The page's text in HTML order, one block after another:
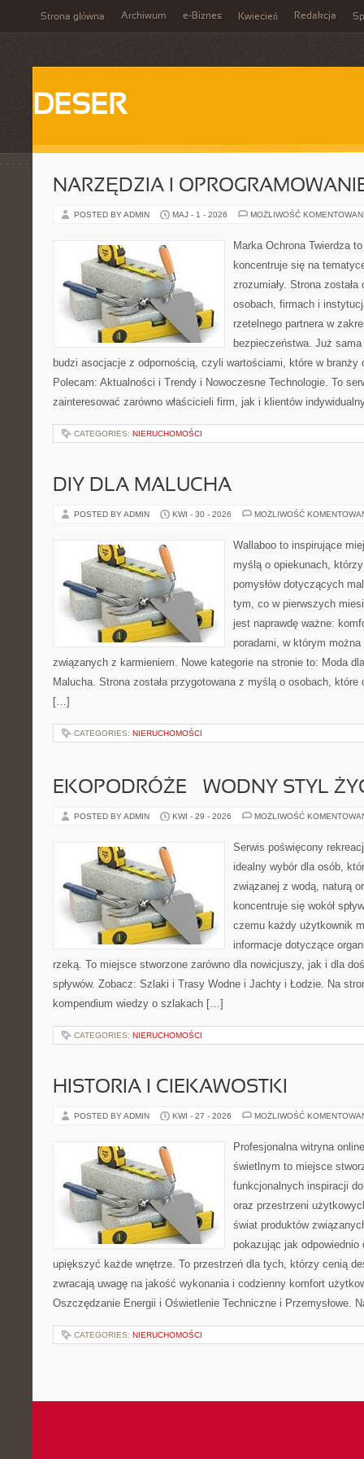
Strona główna Archiwum e-Biznes Kwiecień Redakcja
DESER
NARZĘDZIA I
POSTED BY ADMIN MAJ - 1 - 2026 MOŻLIWOŚĆ
Marka Ochrona Twierdza
koncentruje się na
zrozumiały. Strona
osobach, firmach i
rzetelnego partnera w
bezpieczeństwa. Już
budzi asocjacje z odpornością, czyli wartościami, które w branży
Polecam: Aktualności i Trendy i Nowoczesne Technologie. To
zainteresować zarówno właścicieli firm, jak i klientów
CATEGORIES: NIERUCHOMOŚCI
DIY DLA MALUCHA
POSTED BY ADMIN KWI - 30 - 2026 MOŻLIWOŚĆ
Wallaboo to inspirujące
myślą o opiekunach,
pomysłów dotyczących
tym, co w pierwszych
jest naprawdę ważne:
poradami, w którym
związanych z karmieniem. Nowe kategorie na stronie to: Moda
Malucha. Strona została przygotowana z myślą o osobach, które
[…]
CATEGORIES: NIERUCHOMOŚCI
EKOPODRÓŻE – WODNY STYL
POSTED BY ADMIN KWI - 29 - 2026 MOŻLIWOŚĆ
Serwis poświęcony
idealny wybór dla osób,
związanej z wodą, naturą
koncentruje się wokół
czemu każdy użytkownik
informacje dotyczące
rzeką. To miejsce stworzone zarówno dla nowicjuszy, jak i dla
spływów. Zobacz: Szlaki i Trasy Wodne i Jachty i Łodzie. Na
kompendium wiedzy o szlakach […]
CATEGORIES: NIERUCHOMOŚCI
HISTORIA I CIEKAWOSTKI
POSTED BY ADMIN KWI - 27 - 2026 MOŻLIWOŚĆ
Profesjonalna witryna
świetlnym to miejsce
funkcjonalnych inspiracji
oraz przestrzeni
świat produktów
pokazując jak odpowiednio
upiększyć każde wnętrze. To przestrzeń dla tych, którzy cenią
zwracają uwagę na jakość wykonania i codzienny komfort
Oszczędzanie Energii i Oświetlenie Techniczne i Przemysłowe.
CATEGORIES: NIERUCHOMOŚCI